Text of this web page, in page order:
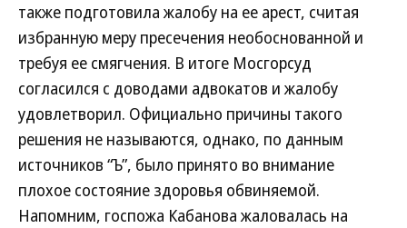
также подготовила жалобу на ее арест, считая
избранную меру пресечения необоснованной и
требуя ее смягчения. В итоге Мосгорсуд
согласился с доводами адвокатов и жалобу
удовлетворил. Официально причины такого
решения не называются, однако, по данным
источников “Ъ”, было принято во внимание
плохое состояние здоровья обвиняемой.
Напомним, госпожа Кабанова жаловалась на